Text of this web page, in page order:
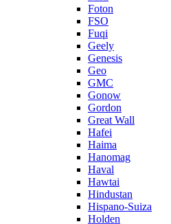
Foton
FSO
Fuqi
Geely
Genesis
Geo
GMC
Gonow
Gordon
Great Wall
Hafei
Haima
Hanomag
Haval
Hawtai
Hindustan
Hispano-Suiza
Holden